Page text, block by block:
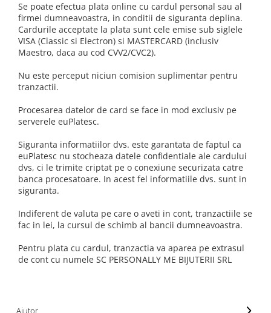
Se poate efectua plata online cu cardul personal sau al
firmei dumneavoastra, in conditii de siguranta deplina.
Cardurile acceptate la plata sunt cele emise sub siglele
VISA (Classic si Electron) si MASTERCARD (inclusiv
Maestro, daca au cod CVV2/CVC2).
Nu este perceput niciun comision suplimentar pentru
tranzactii.
Procesarea datelor de card se face in mod exclusiv pe
serverele euPlatesc.
Siguranta informatiilor dvs. este garantata de faptul ca
euPlatesc nu stocheaza datele confidentiale ale cardului
dvs, ci le trimite criptat pe o conexiune securizata catre
banca procesatoare. In acest fel informatiile dvs. sunt in
siguranta.
Indiferent de valuta pe care o aveti in cont, tranzactiile se
fac in lei, la cursul de schimb al bancii dumneavoastra.
Pentru plata cu cardul, tranzactia va aparea pe extrasul
de cont cu numele SC PERSONALLY ME BIJUTERII SRL
Ajutor